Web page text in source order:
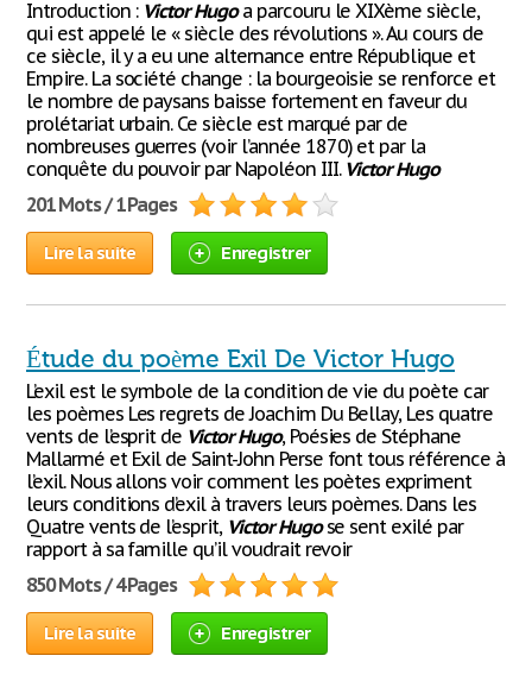
Introduction : Victor Hugoa parcouru le XIXème siècle,
qui est appelé le « siècle des révolutions ». Au cours de
ce siècle, il y a eu une alternance entre République et
Empire. La société change : la bourgeoisie se renforce et
le nombre de paysans baisse fortement en faveur du
prolétariat urbain. Ce siècle est marqué par de
nombreuses guerres (voir l’année 1870) et par la
conquête du pouvoir par Napoléon III. Victor Hugo
201 Mots / 1 Pages
Lire la suite Enregistrer
Étude du poème Exil De Victor Hugo
L’exil est le symbole de la condition de vie du poète car
les poèmes Les regrets de Joachim Du Bellay, Les quatre
vents de l’esprit de VictorHugo, Poésies de Stéphane
Mallarmé et Exil de Saint-John Perse font tous référence à
l’exil. Nous allons voir comment les poètes expriment
leurs conditions d’exil à travers leurs poèmes. Dans les
Quatre vents de l’esprit, VictorHugose sent exilé par
rapport à sa famille qu’il voudrait revoir
850 Mots / 4 Pages
Lire la suite Enregistrer